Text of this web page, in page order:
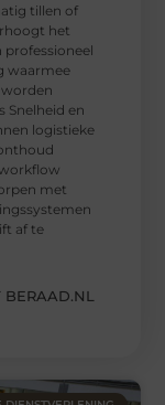
tillen of
het
professioneel
waarmee
Snelheid en
logistieke
met
af te